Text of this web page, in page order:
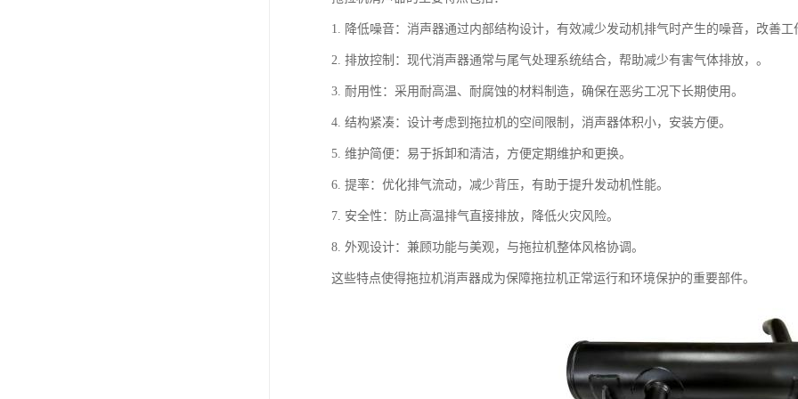
1. 降低噪音：消声器通过内部结构设计，有效减少发动机排气时产生的噪音，改善工
2. 排放控制：现代消声器通常与尾气处理系统结合，帮助减少有害气体排放，。
3. 耐用性：采用耐高温、耐腐蚀的材料制造，确保在恶劣工况下长期使用。
4. 结构紧凑：设计考虑到拖拉机的空间限制，消声器体积小，安装方便。
5. 维护简便：易于拆卸和清洁，方便定期维护和更换。
6. 提率：优化排气流动，减少背压，有助于提升发动机性能。
7. 安全性：防止高温排气直接排放，降低火灾风险。
8. 外观设计：兼顾功能与美观，与拖拉机整体风格协调。
这些特点使得拖拉机消声器成为保障拖拉机正常运行和环境保护的重要部件。